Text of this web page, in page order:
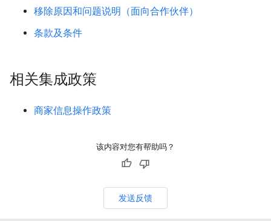
移除原因和问题说明（面向合作伙伴）
条款及条件
相关集成政策
商家信息操作政策
该内容对您有帮助吗？
发送反馈